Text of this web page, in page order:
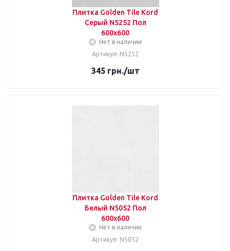
Плитка Golden Tile Kord
Серый N5252 Пол
600x600
Нет в наличии
Артикул: N5252
345грн./шт
Плитка Golden Tile Kord
Белый N5052 Пол
600х600
Нет в наличии
Артикул: N5052